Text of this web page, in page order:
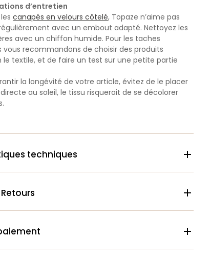
d’entretien
lescanapés en velours côtelé, Topaze n’aime pas
avec un embout adapté. Nettoyez les
avec un chiffon humide. Pour les taches
vous recommandons de choisir des produits
le textile, et de faire un test sur une petite partie
la longévité de votre article, évitez de le placer
au soleil, le tissu risquerait de se décolorer
techniques 

